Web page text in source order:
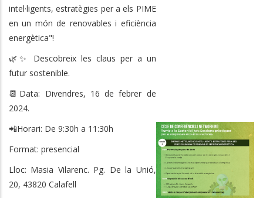
intel·ligents, estratègies per a els PIME
en un món de renovables i eficiència
energètica"!
🌿✨ Descobreix les claus per a un
futur sostenible.
📆Data: Divendres, 16 de febrer de
2024.
📲Horari: De 9:30h a 11:30h
Format: presencial
Lloc: Masia Vilarenc. Pg. De la Unió,
20, 43820 Calafell